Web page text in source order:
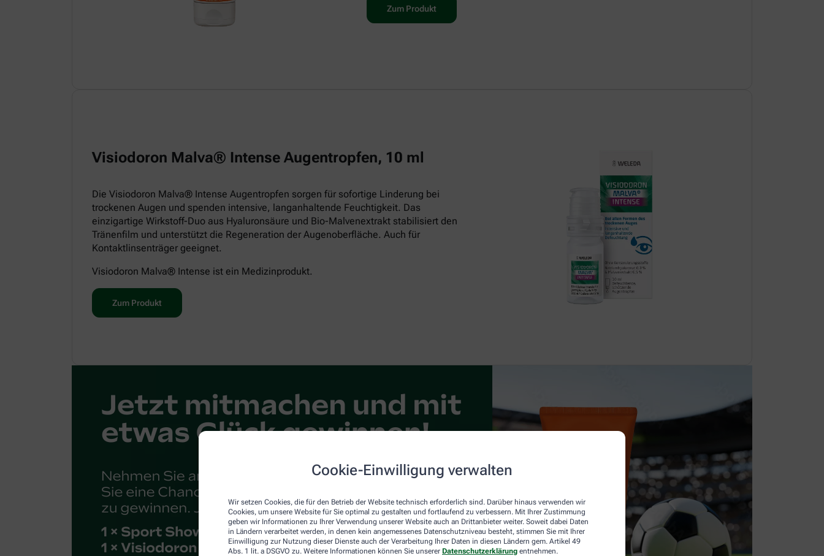
Cookie-Einwilligung verwalten
Wir setzen Cookies, die für den Betrieb der Website technisch erforderlich sind. Darüber hinaus verwenden wir
Cookies, um unsere Website für Sie optimal zu gestalten und fortlaufend zu verbessern. Mit Ihrer Zustimmung
geben wir Informationen zu Ihrer Verwendung unserer Website auch an Drittanbieter weiter. Soweit dabei Daten
in Ländern verarbeitet werden, in denen kein angemessenes Datenschutzniveau besteht, stimmen Sie mit Ihrer
Einwilligung zur Nutzung dieser Dienste auch der Verarbeitung Ihrer Daten in diesen Ländern gem. Artikel 49
Abs. 1 lit. a DSGVO zu. Weitere Informationen können Sie unserer Datenschutzerklärung entnehmen.
Zum Produkt
Visiodoron Malva® Intense Augentropfen, 10 ml
Die Visiodoron Malva® Intense Augentropfen sorgen für sofortige Linderung bei
trockenen Augen und spenden intensive, langanhaltende Feuchtigkeit. Das
einzigartige Wirkstoff-Duo aus Hyaluronsäure und Bio-Malvenextrakt stabilisiert den
Tränenfilm und unterstützt die Regeneration der Augenoberfläche. Auch für
Kontaktlinsenträger geeignet.
Visiodoron Malva® Intense ist ein Medizinprodukt.
Zum Produkt